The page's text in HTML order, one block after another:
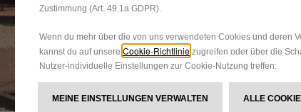
Zustimmung (Art. 49.1a GDPR).
Wenn du mehr über die von uns verwendeten Cookies und deren
kannst du auf unsere Cookie-Richtlinie zugreifen oder über die
Nutzer-individuelle Einstellungen zur Cookie-Nutzung treffen:
MEINE EINSTELLUNGEN VERWALTEN ALLE